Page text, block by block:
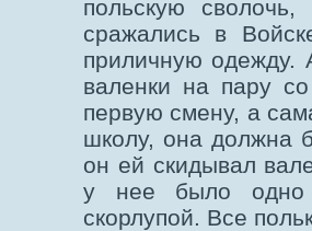
польскую сволочь,
сражались в
приличную
валенки на пару
первую смену, а
школу, она должна
он ей скидывал
у нее было одно
скорлупой. Все